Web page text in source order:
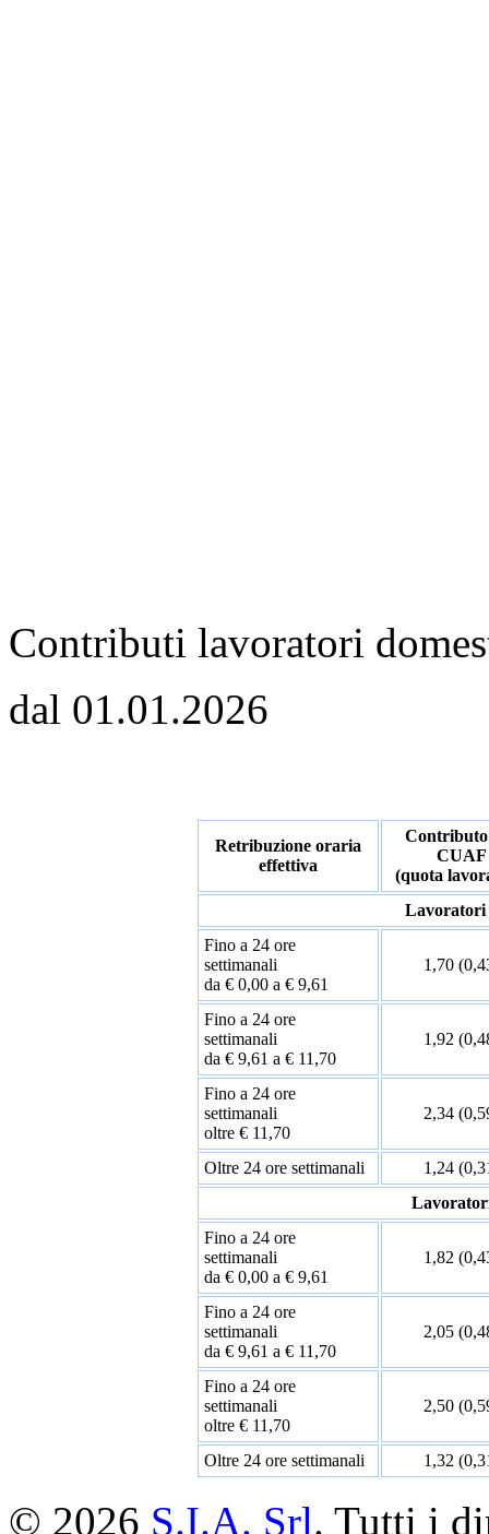
Contributi lavoratori
dal 01.01.2026
Retribuzione oraria
effettiva
Contributo
CUAF
(quota
Lavoratori
Fino a 24 ore
settimanali
da € 0,00 a € 9,61
1,70
Fino a 24 ore
settimanali
da € 9,61 a € 11,70
1,92
Fino a 24 ore
settimanali
oltre € 11,70
2,34
Oltre 24 ore settimanali
1,24
Fino a 24 ore
settimanali
da € 0,00 a € 9,61
1,82
Fino a 24 ore
settimanali
da € 9,61 a € 11,70
2,05
Fino a 24 ore
settimanali
oltre € 11,70
2,50
Oltre 24 ore settimanali 1,32
© 2026 S.I.A. Srl. Tutti i